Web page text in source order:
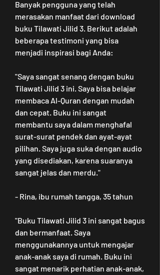
Banyak pengguna yang telah
merasakan manfaat dari download
buku Tilawati Jilid 3. Berikut adalah
beberapa testimoni yang bisa
menjadi inspirasi bagi Anda:
"Saya sangat senang dengan buku
Tilawati Jilid 3 ini. Saya bisa belajar
membaca Al-Quran dengan mudah
dan cepat. Buku ini sangat
membantu saya dalam menghafal
surat-surat pendek dan ayat-ayat
pilihan. Saya juga suka dengan audio
yang disediakan, karena suaranya
sangat jelas dan merdu."
- Rina, ibu rumah tangga, 35 tahun
"Buku Tilawati Jilid 3 ini sangat bagus
dan bermanfaat. Saya
menggunakannya untuk mengajar
anak-anak saya di rumah. Buku ini
sangat menarik perhatian anak-anak,